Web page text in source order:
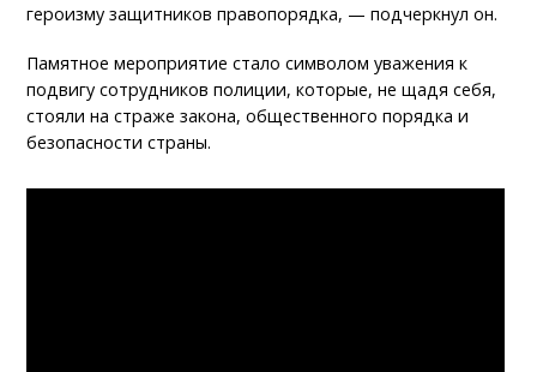
героизму защитников правопорядка, — подчеркнул он.
Памятное мероприятие стало символом уважения к
подвигу сотрудников полиции, которые, не щадя себя,
стояли на страже закона, общественного порядка и
безопасности страны.